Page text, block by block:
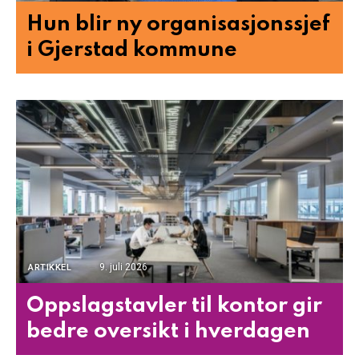
Hun blir ny organisasjonssjef
i Gjerstad kommune
ARTIKKEL 9. juli 2026
Oppslagstavler til kontor gir
bedre oversikt i hverdagen